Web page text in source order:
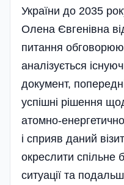
України до 2035
Олена Євгенівна
питання
аналізується
документ,
успішні рішення
атомно-
і сприяв даний
окреслити спільне
ситуації та